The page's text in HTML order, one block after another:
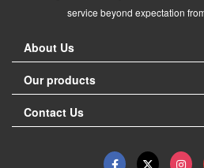
service beyond expectation
About Us
Our products
Contact Us